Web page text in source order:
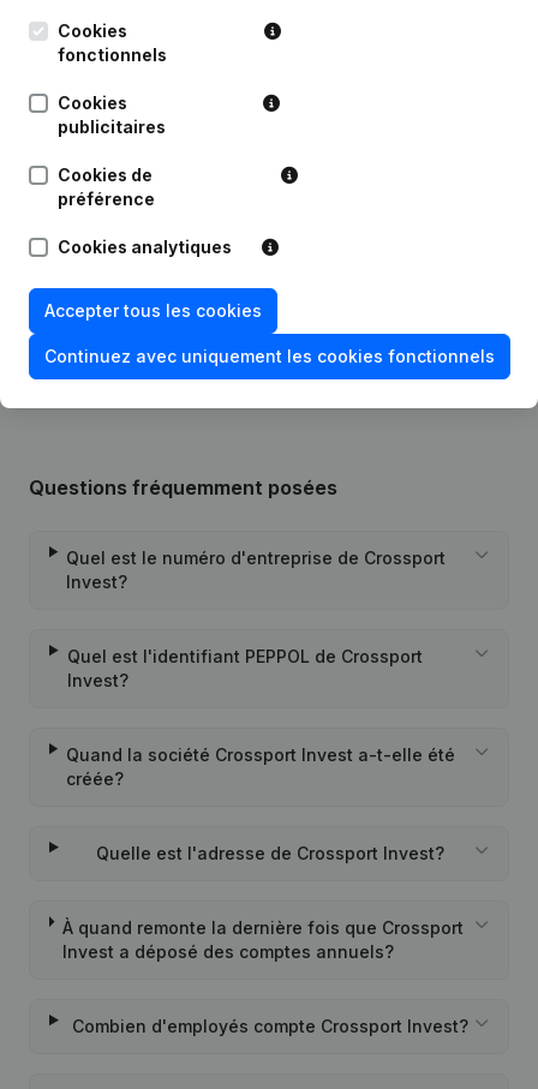
Date Publication
17-11-2025 Demissions - Nominations
29-10-2024
Autres Modifications, …)
Capital - Actions (NL)
Questions fréquemment posées
Quel est le numéro d'entreprise de Crossport
Invest?
Quel est l'identifiant PEPPOL de Crossport
Invest?
Quand la société Crossport Invest a-t-elle été
créée?
Quelle est l'adresse de Crossport Invest?
À quand remonte la dernière fois que Crossport
Invest a déposé des comptes annuels?
Combien d'employés compte Crossport Invest?
Cookies
fonctionnels
Cookies
publicitaires
Cookies de
préférence
Cookies analytiques
Accepter tous les cookies
Continuez avec uniquement les cookies fonctionnels